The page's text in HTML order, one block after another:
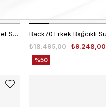
Back70 Erkek Bağcıklı Süet Spor & Sneaker Ayakkabı N26
₺9.248,00
₺18.495,00
%50